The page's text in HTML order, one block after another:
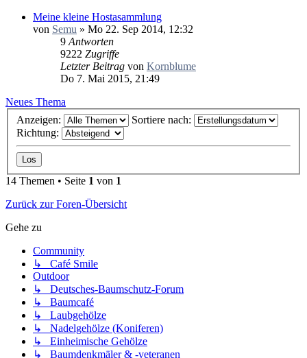
Meine kleine Hostasammlung
von Semu » Mo 22. Sep 2014, 12:32
9 Antworten
9222 Zugriffe
Letzter Beitrag von Kornblume
Do 7. Mai 2015, 21:49
Neues Thema
Anzeigen:
Sortiere nach:
Richtung:
14 Themen • Seite 1 von 1
Zurück zur Foren-Übersicht
Gehe zu
Community
↳ Café Smile
Outdoor
↳ Deutsches-Baumschutz-Forum
↳ Baumcafé
↳ Laubgehölze
↳ Nadelgehölze (Koniferen)
↳ Einheimische Gehölze
↳ Baumdenkmäler & -veteranen